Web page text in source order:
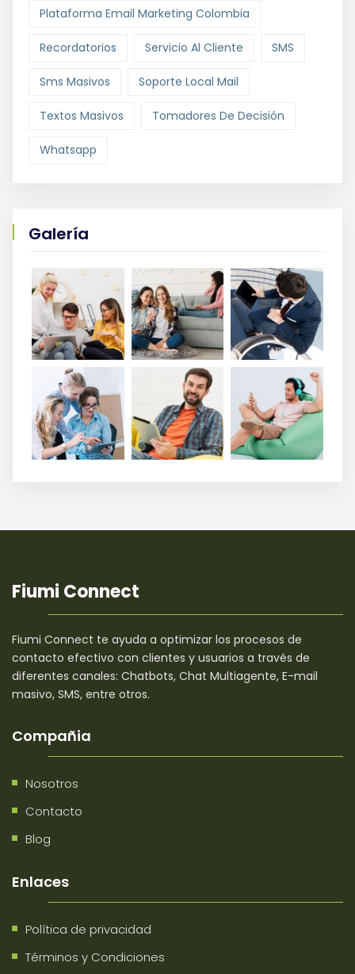
Plataforma Email Marketing Colombia
Recordatorios Servicio Al Cliente SMS
Sms Masivos Soporte Local Mail
Textos Masivos Tomadores De Decisión
Whatsapp
Galería
Fiumi Connect
Fiumi Connect te ayuda a optimizar los procesos de
contacto efectivo con clientes y usuarios a través de
diferentes canales: Chatbots, Chat Multiagente, E-mail
masivo, SMS, entre otros.
Compañia
Nosotros
Contacto
Blog
Enlaces
Política de privacidad
Términos y Condiciones